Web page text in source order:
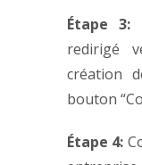
Étape 3:
redirigé
création
bouton
Étape 4: